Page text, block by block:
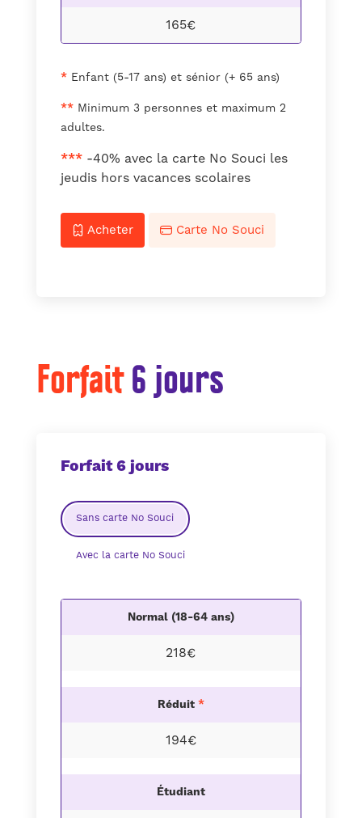
165€
*Enfant (5-17 ans) et sénior (+ 65 ans)
**Minimum 3 personnes et maximum 2
adultes.
***-40% avec la carte No Souci les
jeudis hors vacances scolaires
Acheter Carte No Souci
Forfait6 jours
Forfait 6 jours
Sans carte No Souci
Avec la carte No Souci
Normal (18-64 ans)
218€
Réduit *
194€
Étudiant